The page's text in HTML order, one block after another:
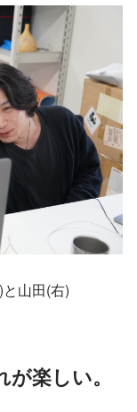
山田(右)
楽しい。